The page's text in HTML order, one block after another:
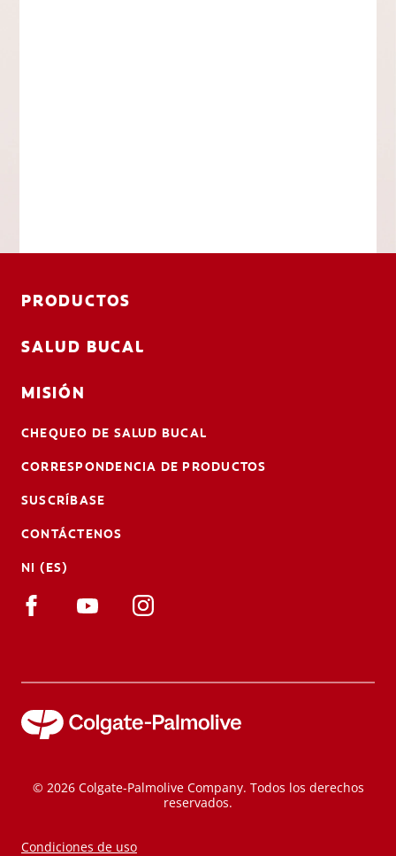
PRODUCTOS
SALUD BUCAL
MISIÓN
CHEQUEO DE SALUD BUCAL
CORRESPONDENCIA DE PRODUCTOS
SUSCRÍBASE
CONTÁCTENOS
NI (ES)
© 2026 Colgate-Palmolive Company. Todos los derechos
reservados.
Condiciones de uso